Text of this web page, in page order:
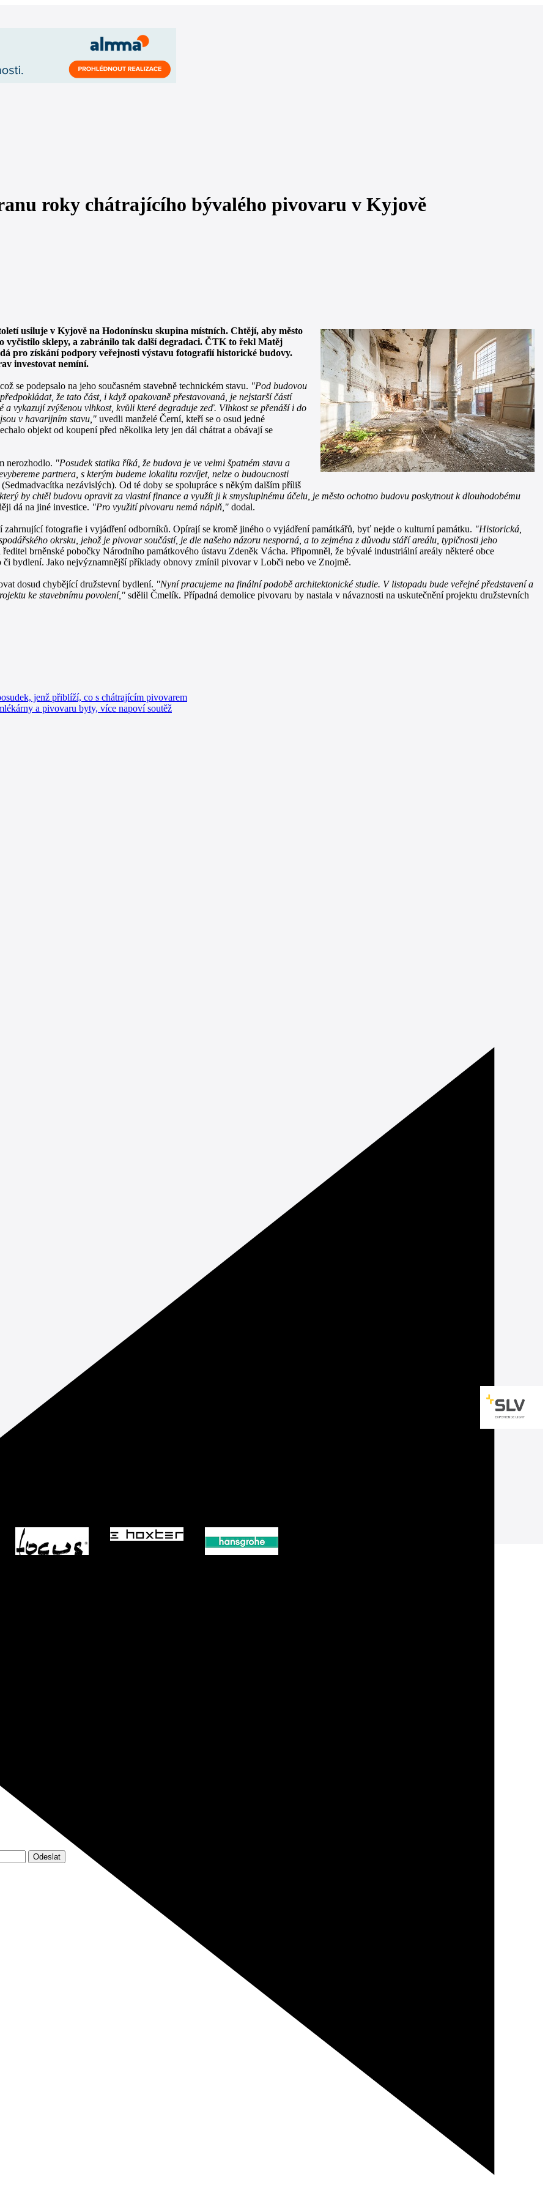
roky chátrajícího bývalého pivovaru v Kyjově
usiluje v Kyjově na Hodonínsku skupina místních. Chtějí, aby město
vyčistilo sklepy, a zabránilo tak další degradaci. ČTK to řekl Matěj
pro získání podpory veřejnosti výstavu fotografií historické budovy.
investovat nemíní.
se podepsalo na jeho současném stavebně technickém stavu. "Pod budovou
že tato část, i když opakovaně přestavovaná, je nejstarší částí
vykazují zvýšenou vlhkost, kvůli které degraduje zeď. Vlhkost se přenáší i do
v havarijním stavu," uvedli manželé Černí, kteří se o osud jedné
objekt od koupení před několika lety jen dál chátrat a obávají se
nerozhodlo. "Posudek statika říká, že budova je ve velmi špatném stavu a
partnera, s kterým budeme lokalitu rozvíjet, nelze o budoucnosti
nezávislých). Od té doby se spolupráce s někým dalším příliš
by chtěl budovu opravit za vlastní finance a využít ji k smysluplnému účelu, je město ochotno budovu poskytnout k dlouhodobému
dá na jiné investice. "Pro využití pivovaru nemá náplň," dodal.
fotografie i vyjádření odborníků. Opírají se kromě jiného o vyjádření památkářů, byť nejde o kulturní památku. "Historická,
okrsku, jehož je pivovar součástí, je dle našeho názoru nesporná, a to zejména z důvodu stáří areálu, typičnosti jeho
ředitel brněnské pobočky Národního památkového ústavu Zdeněk Vácha. Připomněl, že bývalé industriální areály některé obce
bydlení. Jako nejvýznamnější příklady obnovy zmínil pivovar v Lobči nebo ve Znojmě.
dosud chybějící družstevní bydlení. "Nyní pracujeme na finální podobě architektonické studie. V listopadu bude veřejné představení a
ke stavebnímu povolení," sdělil Čmelík. Případná demolice pivovaru by nastala v návaznosti na uskutečnění projektu družstevních
jenž přiblíží, co s chátrajícím pivovarem
a pivovaru byty, více napoví soutěž